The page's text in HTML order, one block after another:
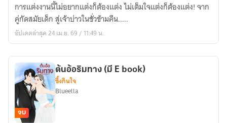
หนิง
ของ
ประธาน
การแต่งงานนี้ไม่อยากแต่งก็ต้องแต่ง ไม่เต็มใจแต่งก็ต้องแต่ง! จาก
คู่กัดสมัยเด็ก สู่เจ้าบ่าวในชั่วข้ามคืน.....
อัปเดตล่าสุด 24 เม.ย. 69 / 11:49 น.
จบ
ต้นอ้อริมทาง (มี E book)
ซึ้งกินใจ
Blueella